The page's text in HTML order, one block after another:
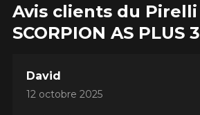
Avis clients du Pirelli
SCORPION AS PLUS 3
David
12 octobre 2025